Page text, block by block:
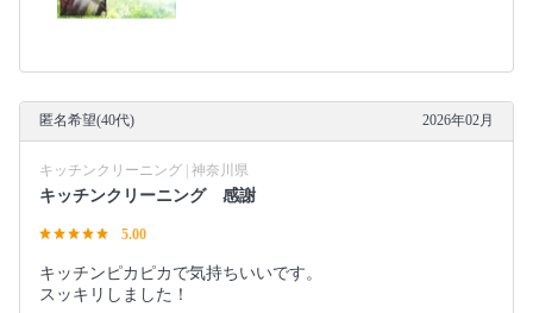
匿名希望(40代) 2026年02月
キッチンクリーニング | 神奈川県
キッチンクリーニング 感謝
5.00
キッチンピカピカで気持ちいいです。
スッキリしました！